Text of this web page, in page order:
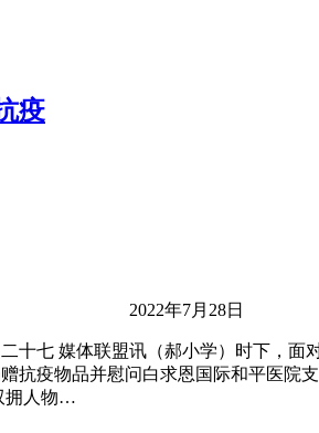
疫
2022年7月28日
十七 媒体联盟讯（郝小学）时下，
抗疫物品并慰问白求恩国际和平医院
拥人物…